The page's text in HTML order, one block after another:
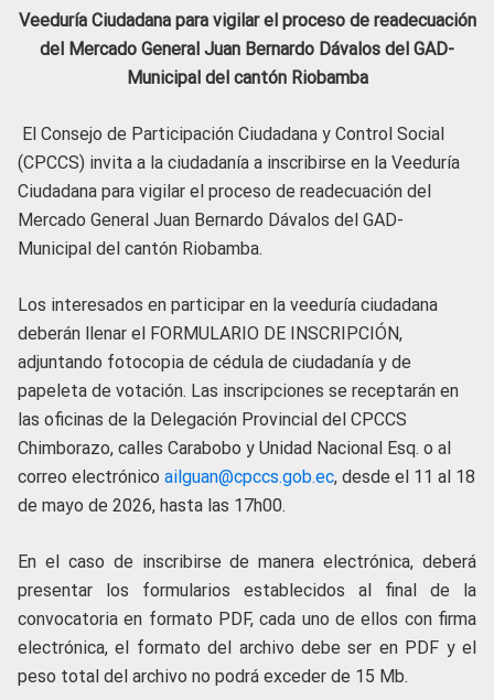
Veeduría Ciudadana para vigilar el proceso de readecuación
del Mercado General Juan Bernardo Dávalos del GAD-
Municipal del cantón Riobamba
El Consejo de Participación Ciudadana y Control Social
(CPCCS) invita a la ciudadanía a inscribirse en la Veeduría
Ciudadana para vigilar el proceso de readecuación del
Mercado General Juan Bernardo Dávalos del GAD-
Municipal del cantón Riobamba.
Los interesados en participar en la veeduría ciudadana
deberán llenar el FORMULARIO DE INSCRIPCIÓN,
adjuntando fotocopia de cédula de ciudadanía y de
papeleta de votación. Las inscripciones se receptarán en
las oficinas de la Delegación Provincial del CPCCS
Chimborazo, calles Carabobo y Unidad Nacional Esq. o al
correo electrónico ailguan@cpccs.gob.ec, desde el 11 al 18
de mayo de 2026, hasta las 17h00.
En el caso de inscribirse de manera electrónica, deberá
presentar los formularios establecidos al final de la
convocatoria en formato PDF, cada uno de ellos con firma
electrónica, el formato del archivo debe ser en PDF y el
peso total del archivo no podrá exceder de 15 Mb.